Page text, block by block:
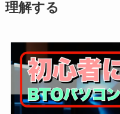
理解する